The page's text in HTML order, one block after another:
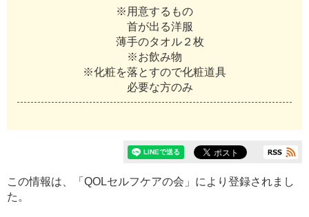
※用意するもの
首が出る洋服
薄手のタオル２枚
※お飲み物
※化粧を落とすので化粧道具
必要な方のみ
この情報は、「QOLセルフケアの会」により登録されまし
た。